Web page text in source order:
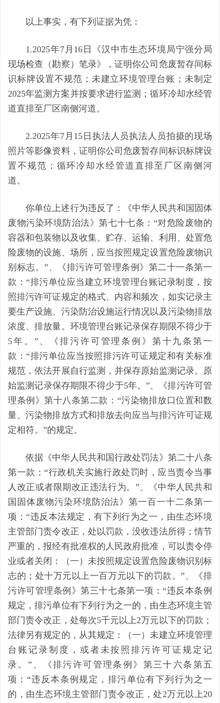
以上事实，有下列证据为凭：
1.2025年7月16日《汉中市生态环境局宁强分局
现场检查（勘察）笔录》，证明你公司危废暂存间标
识标牌设置不规范；未建立环境管理台账；未制定
2025年监测方案并按要求进行监测；循环冷却水经管
道直排至厂区南侧河道。
2.2025年7月15日执法人员执法人员拍摄的现场
照片等影像资料，证明你公司危废暂存间标识标牌设
置不规范；循环冷却水经管道直排至厂区南侧河
道。
你单位 上述行为违反了：
《中华人民共和国固体
废物污染环境防治法》第七十七条： “对危险废物的
容器和包装物以及收集、贮存、运输、利用、处置危
险废物的设施、场所，应当按照规定设置危险废物识
别标志。”、《排污许可管理条例》第二十一条第一
款：“排污单位应当建立环境管理台账记录制度，按
照排污许可证规定的格式、内容和频次，如实记录主
要生产设施、污染防治设施运行情况以及污染物排放
浓度、排放量。环境管理台账记录保存期限不得少于
5年。”、《排污许可管理条例》第十九条第一
款：“排污单位应当按照排污许可证规定和有关标准
规范，依法开展自行监测，并保存原始监测记录。原
始监测记录保存期限不得少于5年。”、《排污许可管
理条例》第十八条第二款：“污染物排放口位置和数
量、污染物排放方式和排放去向应当与排污许可证规
定相符。”的规定。
依据 《中华人民共和国行政处罚法》第二十八条
第一款： “行政机关实施行政处罚时，应当责令当事
人改正或者限期改正违法行为。”、
《中华人民共和
国固体废物污染环境防治法》第一百一十二条第一
项： “违反本法规定，有下列行为之一，由生态环境
主管部门责令改正，处以罚款，没收违法所得；情节
严重的，报经有批准权的人民政府批准，可以责令停
业或者关闭：（一）未按照规定设置危险废物识别标
志的；处十万元以上一百万元以下的罚款。” 、
《排
污许可管理条例》第三十七条第一项： “违反本条例
规定，排污单位有下列行为之一的，由生态环境主管
部门责令改正，处每次5千元以上2万元以下的罚款；
法律另有规定的，从其规定：（一）未建立环境管理
台账记录制度，或者未按照排污许可证规定记
录。” 、
《排污许可管理条例》第三十六条第五
项： “违反本条例规定，排污单位有下列行为之一
的，由生态环境主管部门责令改正，处2万元以上20